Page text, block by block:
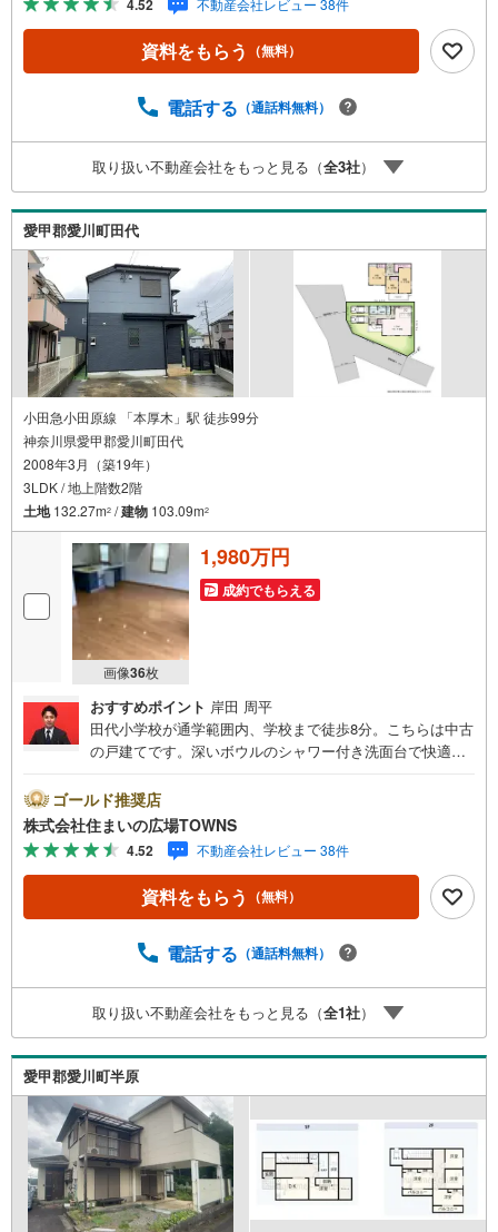
物件です。
4.52 不動産会社レビュー 38件
資料をもらう （無料）
電話する （通話料無料）
取り扱い不動産会社をもっと見る（全3社）
愛甲郡愛川町田代
小田急小田原線 「本厚木」駅 徒歩99分
神奈川県愛甲郡愛川町田代
2008年3月（築19年）
3LDK / 地上階数2階
土地132.27m2 /建物 103.09m2
画像36枚
1,980万円
成約でもらえる
おすすめポイント 岸田 周平
田代小学校が通学範囲内、学校まで徒歩8分。こちらは中古
の戸建てです。深いボウルのシャワー付き洗面台で快適に
くことはありません。始発駅の近くにあるので電車で座り
やすく通勤や通学も楽になります。家族皆で暮らすなら
広々とした3LDKの物件。建物面積103.09平米で広々してい
る物件です。
ゴールド推奨店
株式会社住まいの広場TOWNS
4.52 不動産会社レビュー 38件
資料をもらう （無料）
電話する （通話料無料）
取り扱い不動産会社をもっと見る（全1社）
愛甲郡愛川町半原